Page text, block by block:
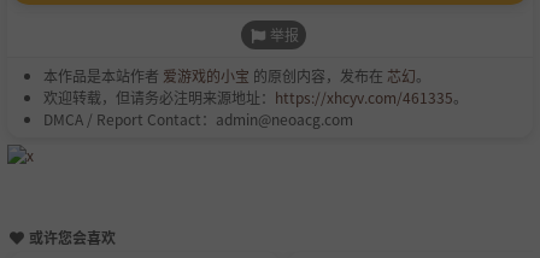
举报
本作品是本站作者 爱游戏的小宝 的原创内容，发布在 芯幻。
欢迎转载，但请务必注明来源地址： https://xhcyv.com/461335。
DMCA / Report Contact：admin@neoacg.com
或许您会喜欢